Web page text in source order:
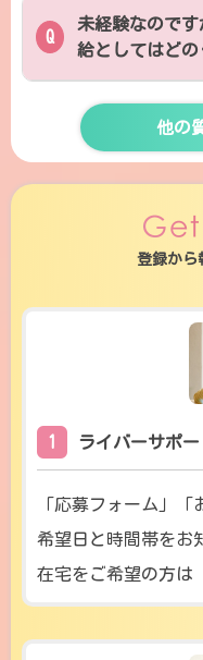
未経験なので
給としてはどの
他の
登録から
1 ライバーサポ
「応募フォーム」「
希望日と時間帯をお
在宅をご希望の方は